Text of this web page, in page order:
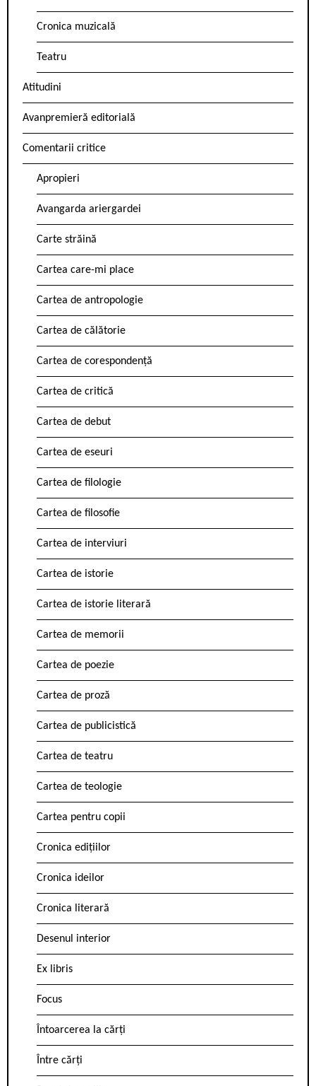
Cronica muzicală
Teatru
Atitudini
Avanpremieră editorială
Comentarii critice
Apropieri
Avangarda ariergardei
Carte străină
Cartea care-mi place
Cartea de antropologie
Cartea de călătorie
Cartea de corespondență
Cartea de critică
Cartea de debut
Cartea de eseuri
Cartea de filologie
Cartea de filosofie
Cartea de interviuri
Cartea de istorie
Cartea de istorie literară
Cartea de memorii
Cartea de poezie
Cartea de proză
Cartea de publicistică
Cartea de teatru
Cartea de teologie
Cartea pentru copii
Cronica edițiilor
Cronica ideilor
Cronica literară
Desenul interior
Ex libris
Focus
Întoarcerea la cărți
Între cărți